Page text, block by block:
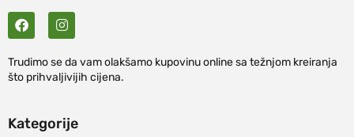
Trudimo se da vam olakšamo kupovinu online sa težnjom kreiranja
što prihvaljivijih cijena.
Kategorije